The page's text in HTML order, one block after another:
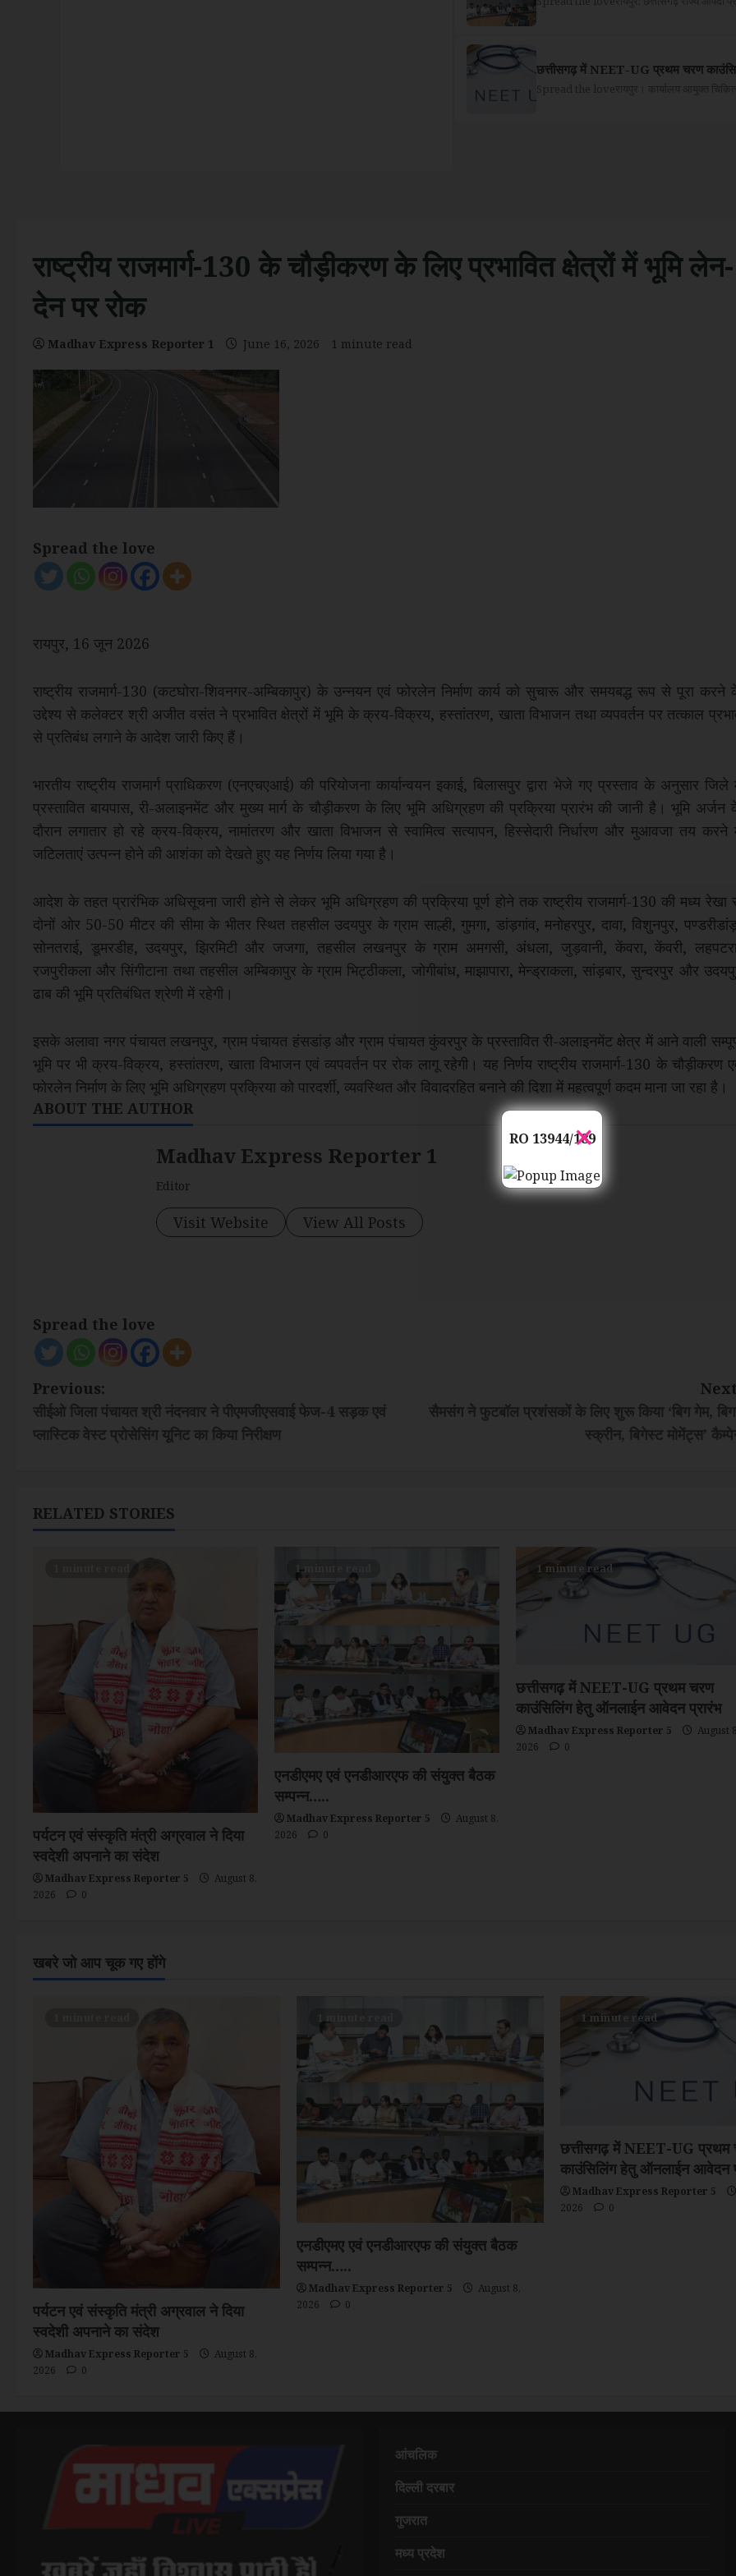
RO 13944/189
×
छत्तीसगढ़ में NEET-UG प्रथम चरण
राष्ट्रीय राजमार्ग-130 के चौड़ीकरण के लिए प्रभावित क्षेत्रों में भूमि लेन-
देन पर रोक
Madhav Express Reporter 1 June 16, 2026 1 minute read
Spread the love
रायपुर, 16 जून 2026
राष्ट्रीय राजमार्ग-130 (कटघोरा-शिवनगर-अम्बिकापुर) के उन्नयन एवं फोरलेन निर्माण कार्य को सुचारू और समयबद्ध रूप से पूरा करने
उद्देश्य से कलेक्टर श्री अजीत वसंत ने प्रभावित क्षेत्रों में भूमि के क्रय-विक्रय, हस्तांतरण, खाता विभाजन तथा व्यपवर्तन पर तत्काल
से प्रतिबंध लगाने के आदेश जारी किए हैं।
भारतीय राष्ट्रीय राजमार्ग प्राधिकरण (एनएचएआई) की परियोजना कार्यान्वयन इकाई, बिलासपुर द्वारा भेजे गए प्रस्ताव के अनुसार जिले
प्रस्तावित बायपास, री-अलाइनमेंट और मुख्य मार्ग के चौड़ीकरण के लिए भूमि अधिग्रहण की प्रक्रिया प्रारंभ की जानी है। भूमि अर्जन
दौरान लगातार हो रहे क्रय-विक्रय, नामांतरण और खाता विभाजन से स्वामित्व सत्यापन, हिस्सेदारी निर्धारण और मुआवजा तय करने
जटिलताएं उत्पन्न होने की आशंका को देखते हुए यह निर्णय लिया गया है।
आदेश के तहत प्रारंभिक अधिसूचना जारी होने से लेकर भूमि अधिग्रहण की प्रक्रिया पूर्ण होने तक राष्ट्रीय राजमार्ग-130 की मध्य रेखा
दोनों ओर 50-50 मीटर की सीमा के भीतर स्थित तहसील उदयपुर के ग्राम साल्ही, गुमगा, डांड़गांव, मनोहरपुर, दावा, विशुनपुर,
सोनतराई, डूमरडीह, उदयपुर, झिरमिटी और जजगा, तहसील लखनपुर के ग्राम अमगसी, अंधला, जुड़वानी, केंवरा, केंवरी,
रजपुरीकला और सिंगीटाना तथा तहसील अम्बिकापुर के ग्राम भिट्ठीकला, जोगीबांध, माझापारा, मेन्ड्राकला, सांड़बार, सुन्दरपुर और
ढाब की भूमि प्रतिबंधित श्रेणी में रहेगी।
इसके अलावा नगर पंचायत लखनपुर, ग्राम पंचायत हंसडांड़ और ग्राम पंचायत कुंवरपुर के प्रस्तावित री-अलाइनमेंट क्षेत्र में आने वाली
भूमि पर भी क्रय-विक्रय, हस्तांतरण, खाता विभाजन एवं व्यपवर्तन पर रोक लागू रहेगी। यह निर्णय राष्ट्रीय राजमार्ग-130 के चौड़ीकरण
फोरलेन निर्माण के लिए भूमि अधिग्रहण प्रक्रिया को पारदर्शी, व्यवस्थित और विवादरहित बनाने की दिशा में महत्वपूर्ण कदम माना जा रहा है।
ABOUT THE AUTHOR
Madhav Express Reporter 1
Editor
Visit Website View All Posts
Spread the love
P
o
n
i
o
n
Previous:
सीईओ जिला पंचायत श्री नंदनवार ने पीएमजीएसवाई फेज-4 सड़क एवं
प्लास्टिक वेस्ट प्रोसेसिंग यूनिट का किया निरीक्षण
सैमसंग ने फुटबॉल प्रशंसकों के लिए शुरू किया ‘बिग गेम,
स्क्रीन, बिगेस्ट मोमेंट्स’
RELATED STORIES
पर्यटन एवं संस्कृति मंत्री अग्रवाल ने दिया
स्वदेशी अपनाने का संदेश
Madhav Express Reporter 5
August 8,
2026
0
1 minute read
एनडीएमए एवं एनडीआरएफ की संयुक्त बैठक
सम्पन्न…..
Madhav Express Reporter 5
August 8,
2026
0
1 minute read
छत्तीसगढ़ में NEET-UG प्रथम चरण
काउंसिलिंग हेतु ऑनलाईन आवेदन प्रारंभ
Madhav Express Reporter 5
August
2026
0
खबरे जो आप चूक गए होंगे
पर्यटन एवं संस्कृति मंत्री अग्रवाल ने दिया
स्वदेशी अपनाने का संदेश
Madhav Express Reporter 5
August 8,
2026
0
एनडीएमए एवं एनडीआरएफ की संयुक्त बैठक
सम्पन्न…..
Madhav Express Reporter 5
August 8,
2026
0
1 minute read
छत्तीसगढ़ में NEET-UG प्रथम
काउंसिलिंग हेतु ऑनलाईन आवेदन
Madhav Express Reporter 5
2026
0
आंचलिक
दिल्ली दरबार
गुजरात
मध्य प्रदेश